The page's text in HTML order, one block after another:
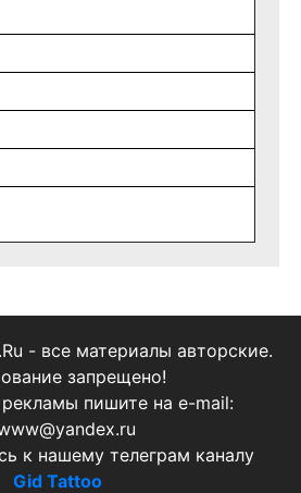
- все материалы авторские.
запрещено!
пишите на e-mail:
к нашему телеграм каналу
Gid Tattoo